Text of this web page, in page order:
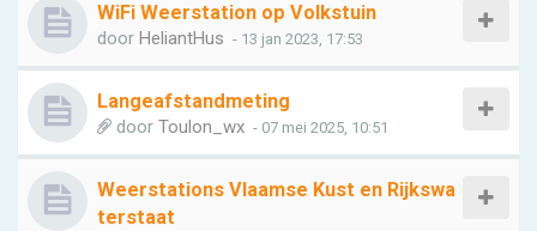
WiFi Weerstation op Volkstuin
door HeliantHus - 13 jan 2023, 17:53
Langeafstandmeting
door Toulon_wx - 07 mei 2025, 10:51
Weerstations Vlaamse Kust en Rijkswa
terstaat